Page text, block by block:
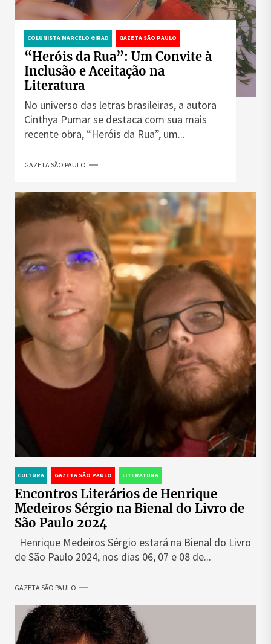
COLUNISTA MARCELO GIRAD GAZETA SÃO PAULO
“Heróis da Rua”: Um Convite à
Inclusão e Aceitação na
Literatura
No universo das letras brasileiras, a autora
Cinthya Pumar se destaca com sua mais
recente obra, “Heróis da Rua”, um...
GAZETA SÃO PAULO
CULTURA GAZETA SÃO PAULO LITERATURA
Encontros Literários de Henrique
Medeiros Sérgio na Bienal do Livro de
São Paulo 2024
Henrique Medeiros Sérgio estará na Bienal do Livro
de São Paulo 2024, nos dias 06, 07 e 08 de...
GAZETA SÃO PAULO